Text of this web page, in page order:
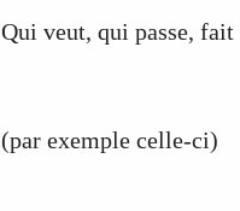
Qui veut, qui passe, fait
(par exemple celle-ci)